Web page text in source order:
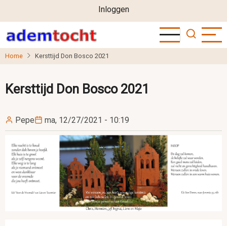
naar
de
inhoud
User
account
menu
Inloggen
Home Kersttijd Don Bosco 2021
Kersttijd Don Bosco 2021
Pepe ma, 12/27/2021 - 10:19